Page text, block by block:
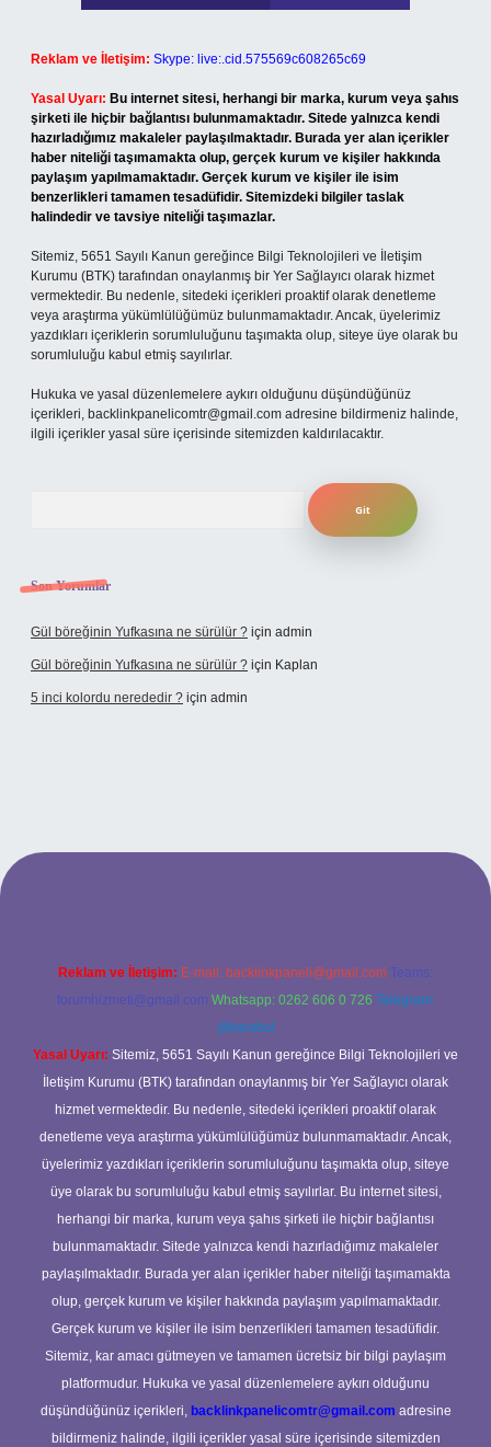
Reklam ve İletişim: Skype: live:.cid.575569c608265c69
Yasal Uyarı: Bu internet sitesi, herhangi bir marka, kurum veya şahıs
şirketi ile hiçbir bağlantısı bulunmamaktadır. Sitede yalnızca kendi
hazırladığımız makaleler paylaşılmaktadır. Burada yer alan içerikler
haber niteliği taşımamakta olup, gerçek kurum ve kişiler hakkında
paylaşım yapılmamaktadır. Gerçek kurum ve kişiler ile isim
benzerlikleri tamamen tesadüfidir. Sitemizdeki bilgiler taslak
halindedir ve tavsiye niteliği taşımazlar.
Sitemiz, 5651 Sayılı Kanun gereğince Bilgi Teknolojileri ve İletişim
Kurumu (BTK) tarafından onaylanmış bir Yer Sağlayıcı olarak hizmet
vermektedir. Bu nedenle, sitedeki içerikleri proaktif olarak denetleme
veya araştırma yükümlülüğümüz bulunmamaktadır. Ancak, üyelerimiz
yazdıkları içeriklerin sorumluluğunu taşımakta olup, siteye üye olarak bu
sorumluluğu kabul etmiş sayılırlar.
Hukuka ve yasal düzenlemelere aykırı olduğunu düşündüğünüz
içerikleri, backlinkpanelicomtr@gmail.com adresine bildirmeniz halinde,
ilgili içerikler yasal süre içerisinde sitemizden kaldırılacaktır.
Son Yorumlar
Gül böreğinin Yufkasına ne sürülür ? için admin
Gül böreğinin Yufkasına ne sürülür ? için Kaplan
5 inci kolordu nerededir ? için admin
Reklam ve İletişim: E-mail: backlinkpaneli@gmail.com Teams:
forumhizmeti@gmail.com Whatsapp: 0262 606 0 726 Telegram:
@karabul
Yasal Uyarı: Sitemiz, 5651 Sayılı Kanun gereğince Bilgi Teknolojileri ve
İletişim Kurumu (BTK) tarafından onaylanmış bir Yer Sağlayıcı olarak
hizmet vermektedir. Bu nedenle, sitedeki içerikleri proaktif olarak
denetleme veya araştırma yükümlülüğümüz bulunmamaktadır. Ancak,
üyelerimiz yazdıkları içeriklerin sorumluluğunu taşımakta olup, siteye
üye olarak bu sorumluluğu kabul etmiş sayılırlar. Bu internet sitesi,
herhangi bir marka, kurum veya şahıs şirketi ile hiçbir bağlantısı
bulunmamaktadır. Sitede yalnızca kendi hazırladığımız makaleler
paylaşılmaktadır. Burada yer alan içerikler haber niteliği taşımamakta
olup, gerçek kurum ve kişiler hakkında paylaşım yapılmamaktadır.
Gerçek kurum ve kişiler ile isim benzerlikleri tamamen tesadüfidir.
Sitemiz, kar amacı gütmeyen ve tamamen ücretsiz bir bilgi paylaşım
platformudur. Hukuka ve yasal düzenlemelere aykırı olduğunu
düşündüğünüz içerikleri, backlinkpanelicomtr@gmail.com adresine
bildirmeniz halinde, ilgili içerikler yasal süre içerisinde sitemizden